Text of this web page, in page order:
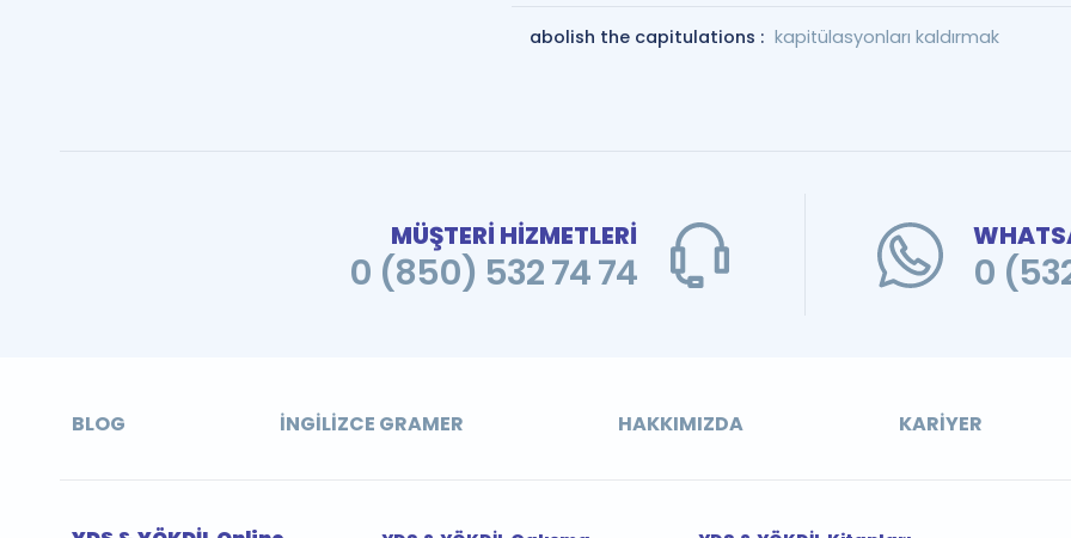
abolish the capitulations : kapitülasyonları kaldırmak
MÜŞTERİ HİZMETLERİ
0 (850) 532 74 74 0
BLOG İNGILIZCE GRAMER HAKKIMIZDA KARIYER